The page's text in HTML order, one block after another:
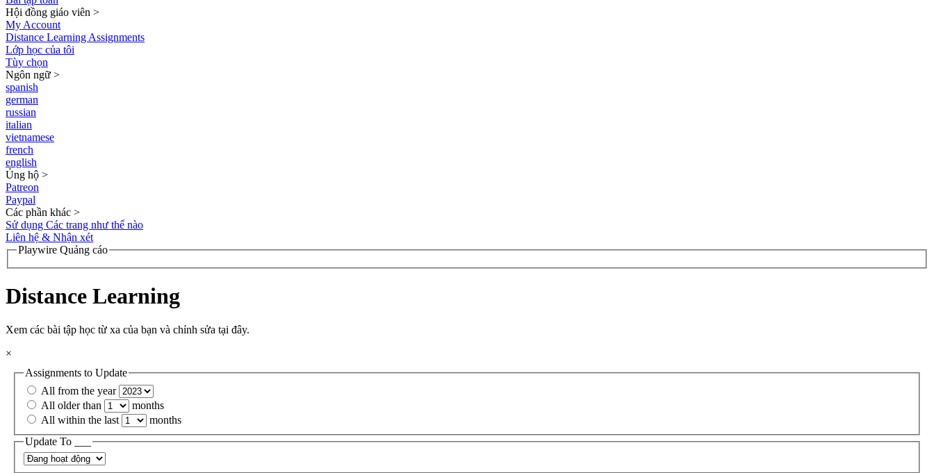
Hội đồng giáo viên >
My Account
Distance Learning Assignments
Lớp học của tôi
Tùy chọn
Ngôn ngữ >
spanish
german
russian
italian
vietnamese
french
english
Ủng hộ >
Patreon
Paypal
Các phần khác >
Sử dụng Các trang như thế nào
Liên hệ & Nhận xét
Playwire Quảng cáo
Distance Learning
Xem các bài tập học từ xa của bạn và chỉnh sửa tại đây.
×
Assignments to Update
All from the year
All older than
months
All within the last
months
Update To ___